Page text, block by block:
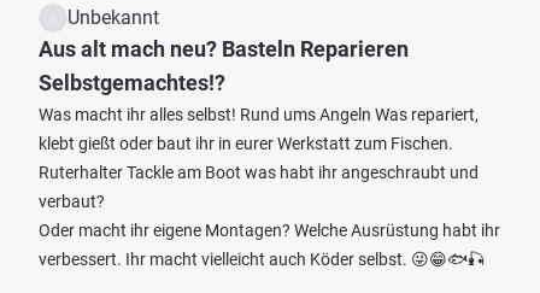
Unbekannt
Aus alt mach neu? Basteln Reparieren
Selbstgemachtes!?
Was macht ihr alles selbst! Rund ums Angeln Was repariert,
klebt gießt oder baut ihr in eurer Werkstatt zum Fischen.
Ruterhalter Tackle am Boot was habt ihr angeschraubt und
verbaut?
Oder macht ihr eigene Montagen? Welche Ausrüstung habt ihr
verbessert. Ihr macht vielleicht auch Köder selbst. 😜😁🐟🎣